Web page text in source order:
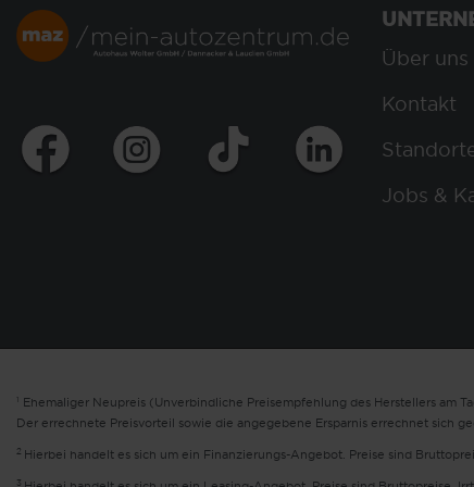
Über uns
Kontakt
Jobs &
1 Ehemaliger Neupreis (Unverbindliche Preisempfehlung des Herstellers am
Der errechnete Preisvorteil sowie die angegebene Ersparnis errechnet sich
2 Hierbei handelt es sich um ein Finanzierungs-Angebot. Preise sind
3